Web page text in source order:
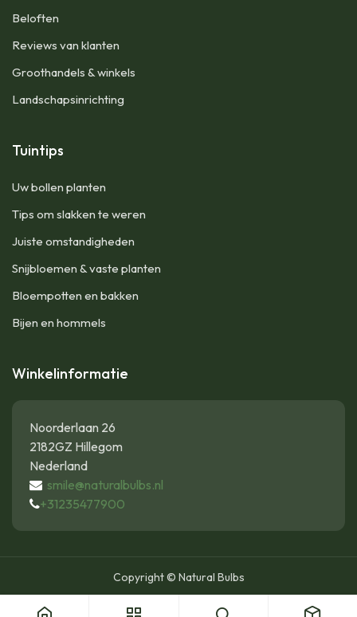
Beloften
Reviews van klanten
Groothandels & winkels
Landschapsinrichting
Tuintips
Uw bollen planten
Tips om slakken te weren
Juiste omstandigheden
Snijbloemen & vaste planten
Bloempotten en bakken
Bijen en hommels
Winkelinformatie
Noorderlaan 26
2182GZ Hillegom
Nederland
smile@naturalbulbs.nl
+31235477900
Copyright © Natural Bulbs